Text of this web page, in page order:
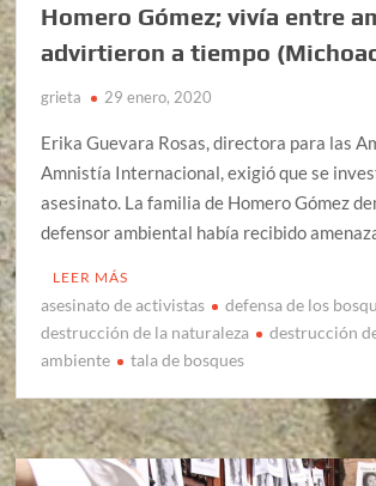
Homero Gómez; vivía entre
advirtieron a tiempo
grieta 29 enero, 2020
Erika Guevara Rosas, directora para las
Amnistía Internacional, exigió que se
asesinato. La familia de Homero Gómez
defensor ambiental había recibido
LEER MÁS
asesinato de activistas
defensa de los
destrucción de la naturaleza
destrucción
ambiente
tala de bosques